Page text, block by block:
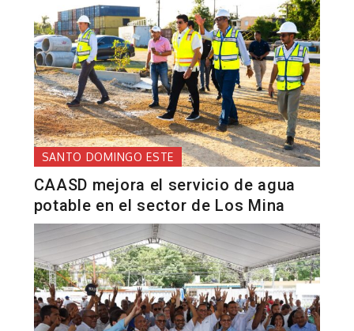
SANTO DOMINGO ESTE
CAASD mejora el servicio de agua
potable en el sector de Los Mina